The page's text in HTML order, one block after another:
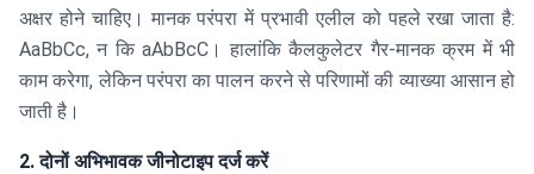
अक्षर होने चाहिए। मानक परंपरा में प्रभावी एलील को पहले रखा जाता है:
AaBbCc, न कि aAbBcC। हालांकि कैलकुलेटर गैर-मानक क्रम में भी
काम करेगा, लेकिन परंपरा का पालन करने से परिणामों की व्याख्या आसान हो
जाती है।
2. दोनों अभिभावक जीनोटाइप दर्ज करें